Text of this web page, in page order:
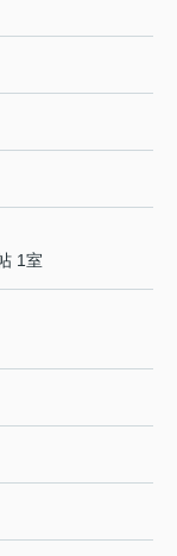
1室